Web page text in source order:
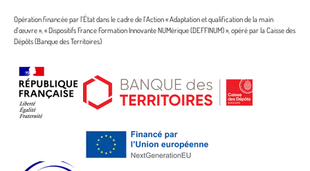
Opération financée par l’État dans le cadre de l’Action « Adaptation et qualification de la main
d’œuvre », « Dispositifs France Formation Innovante NUMérique (DEFFINUM) », opéré par la Caisse des
Dépôts (Banque des Territoires)